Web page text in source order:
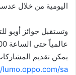
اليومية من خلال
يمكن تقديم
sa/